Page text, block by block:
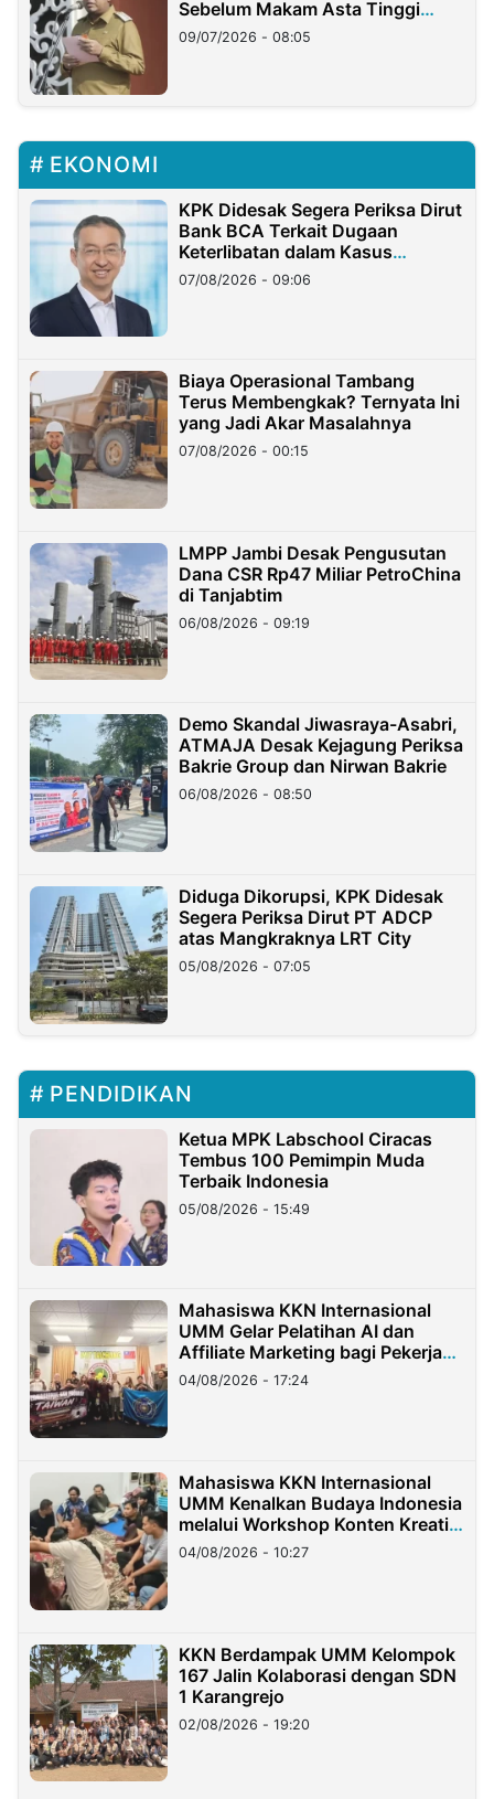
Sebelum Makam Asta Tinggi
Longsor
09/07/2026 - 08:05
EKONOMI
KPK Didesak Segera Periksa Dirut
Bank BCA Terkait Dugaan
Keterlibatan dalam Kasus
Hilangnya Dana Nasabah Rp2,58
Miliar
07/08/2026 - 09:06
Biaya Operasional Tambang
Terus Membengkak? Ternyata Ini
yang Jadi Akar Masalahnya
07/08/2026 - 00:15
LMPP Jambi Desak Pengusutan
Dana CSR Rp47 Miliar PetroChina
di Tanjabtim
06/08/2026 - 09:19
Demo Skandal Jiwasraya-Asabri,
ATMAJA Desak Kejagung Periksa
Bakrie Group dan Nirwan Bakrie
06/08/2026 - 08:50
Diduga Dikorupsi, KPK Didesak
Segera Periksa Dirut PT ADCP
atas Mangkraknya LRT City
05/08/2026 - 07:05
PENDIDIKAN
Ketua MPK Labschool Ciracas
Tembus 100 Pemimpin Muda
Terbaik Indonesia
05/08/2026 - 15:49
Mahasiswa KKN Internasional
UMM Gelar Pelatihan AI dan
Affiliate Marketing bagi Pekerja
Migran Indonesia di Taiwan
04/08/2026 - 17:24
Mahasiswa KKN Internasional
UMM Kenalkan Budaya Indonesia
melalui Workshop Konten Kreatif
di Taiwan
04/08/2026 - 10:27
KKN Berdampak UMM Kelompok
167 Jalin Kolaborasi dengan SDN
1 Karangrejo
02/08/2026 - 19:20